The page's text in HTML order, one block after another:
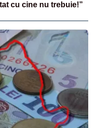
cu cine nu trebuie!”